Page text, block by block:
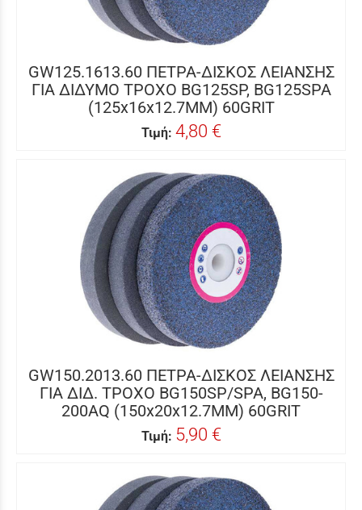
GW125.1613.60 ΠΕΤΡΑ-ΔΙΣΚΟΣ ΛΕΙΑΝΣΗΣ
ΓΙΑ ΔΙΔΥΜΟ ΤΡΟΧΟ BG125SP, BG125SPA
(125x16x12.7MM) 60GRIT
Τιμή: 4,80 €
GW150.2013.60 ΠΕΤΡΑ-ΔΙΣΚΟΣ ΛΕΙΑΝΣΗΣ
ΓΙΑ ΔΙΔ. ΤΡΟΧΟ BG150SP/SPA, BG150-
200AQ (150x20x12.7MM) 60GRIT
Τιμή: 5,90 €